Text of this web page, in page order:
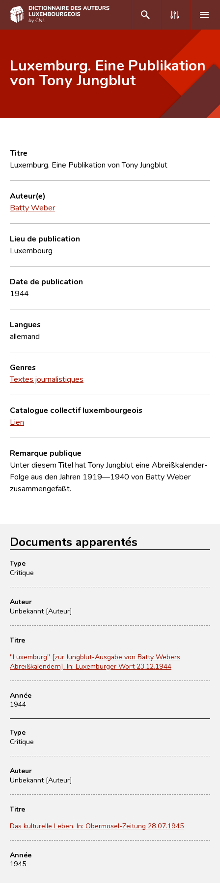
FR
Foire aux questions
CNL
Équipe scientifique
Contact
Luxemburg. Eine Publikation
von Tony Jungblut
Titre
Luxemburg. Eine Publikation von Tony Jungblut
Auteur(e)
Batty Weber
Lieu de publication
Luxembourg
Date de publication
1944
Langues
allemand
Genres
Textes journalistiques
Catalogue collectif luxembourgeois
Lien
Remarque publique
Unter diesem Titel hat Tony Jungblut eine Abreißkalender-
Folge aus den Jahren 1919—1940 von Batty Weber
zusammengefaßt.
Documents apparentés
Type
Critique
Auteur
Unbekannt [Auteur]
Titre
"Luxemburg" [zur Jungblut-Ausgabe von Batty Webers
Abreißkalendern]. In: Luxemburger Wort 23.12.1944
Année
1944
Type
Critique
Auteur
Unbekannt [Auteur]
Titre
Das kulturelle Leben. In: Obermosel-Zeitung 28.07.1945
Année
1945